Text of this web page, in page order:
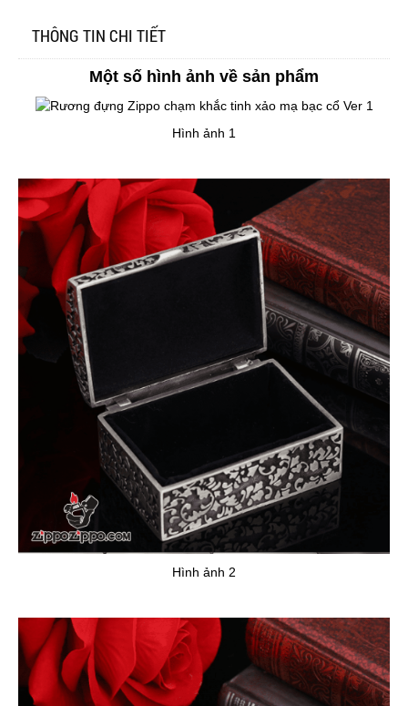
THÔNG TIN CHI TIẾT
Một số hình ảnh về sản phẩm
Hình ảnh 1
Hình ảnh 2